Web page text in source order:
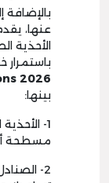
بالإضافة
عنها،
الأحذية
باستمرار
2026
بينها:
1-
مسطحة
2-